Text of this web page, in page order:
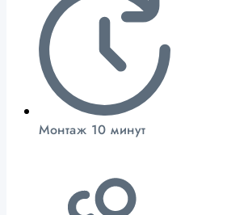
Монтаж 10 минут